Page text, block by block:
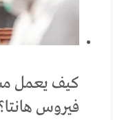
كيف يعمل
فيروس